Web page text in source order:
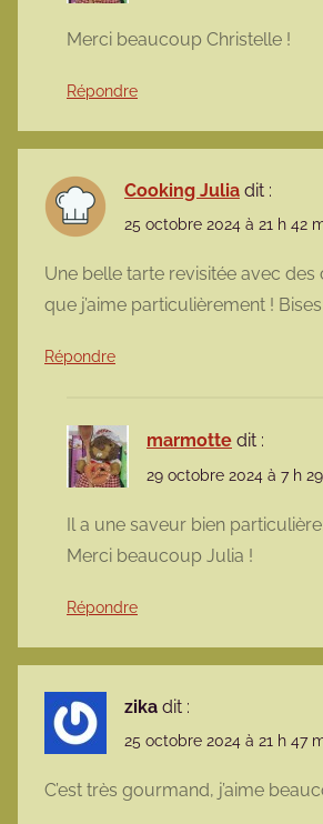
Merci beaucoup Christelle !
Répondre
Cooking Julia dit :
25 octobre 2024 à 21 h 42
Une belle tarte revisitée avec des
que j’aime particulièrement ! Bises
Répondre
marmotte dit :
29 octobre 2024 à 7 h
Il a une saveur bien particulière.
Merci beaucoup Julia !
Répondre
zika dit :
25 octobre 2024 à 21 h 47
C’est très gourmand, j’aime